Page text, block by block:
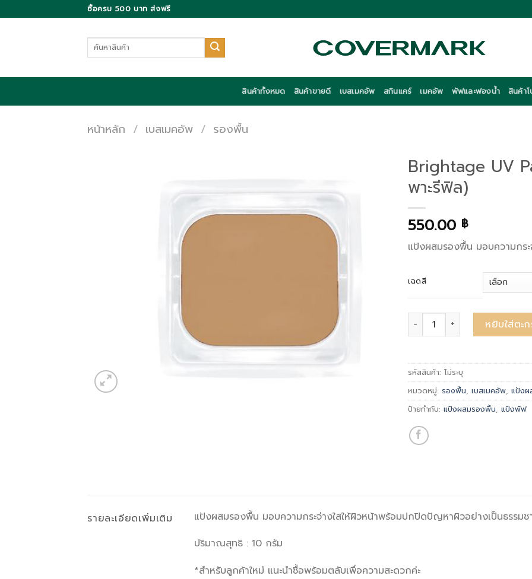
to
ซื้อครบ 500 บาท ส่งฟรี
ค้นหา:
สินค้าทั้งหมด สินค้าขายดี เบสเมคอัพ สกินแคร์ เมคอัพ พัฟและฟองน้ำ สินค้า
หน้าหลัก / เบสเมคอัพ / รองพื้น
Brightage UV
พาะรีฟิล)
550.00 ฿
แป้งผสมรองพื้น มอบความกระ
เฉดสี
จำนวน Brightage UV Pact JQ (
หยิบใส่ตะก
รหัสสินค้า: ไม่ระบุ
หมวดหมู่: รองพื้น เบสเมคอัพ แป้ง
ป้ายกำกับ: แป้งผสมรองพื้น แป้งพัฟ
รายละเอียดเพิ่มเติม
แป้งผสมรองพื้น มอบความกระจ่างใสให้ผิวหน้าพร้อมปกปิดปัญหาผิวอย่างเป็นธรรมช
ปริมาณสุทธิ : 10 กรัม
*สำหรับลูกค้าใหม่ แนะนำซื้อพร้อมตลับเพื่อความสะดวกค่ะ